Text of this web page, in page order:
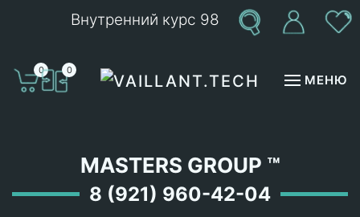
Внутренний курс 98
0 0
МЕНЮ
MASTERS GROUP ™
8 (921) 960-42-04